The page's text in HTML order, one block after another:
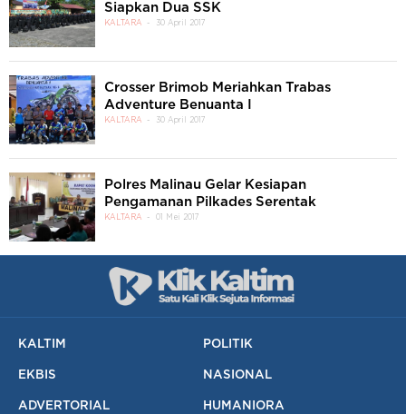
Siapkan Dua SSK
KALTARA 30 April 2017
Crosser Brimob Meriahkan Trabas
Adventure Benuanta I
KALTARA 30 April 2017
Polres Malinau Gelar Kesiapan
Pengamanan Pilkades Serentak
KALTARA 01 Mei 2017
KALTIM POLITIK
EKBIS NASIONAL
ADVERTORIAL HUMANIORA